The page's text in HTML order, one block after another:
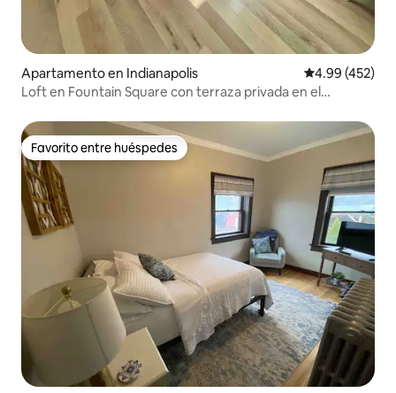
Apartamento en Indianapolis Calificación
4.99 (452)
Loft en Fountain Square con terraza privada en el
Favorito entre huéspedes
Favorito entre huéspedes